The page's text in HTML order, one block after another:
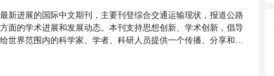
新进展的国际中文期刊，主要刊登综合交通运输现状，报道公路
面的学术进展和发展动态。本刊支持思想创新、学术创新，倡导
世界范围内的科学家、学者、科研人员提供一个传播、分享和讨